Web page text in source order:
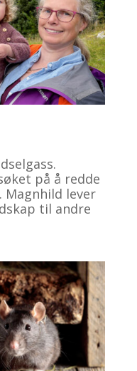
på å redde
Magnhild lever
til andre